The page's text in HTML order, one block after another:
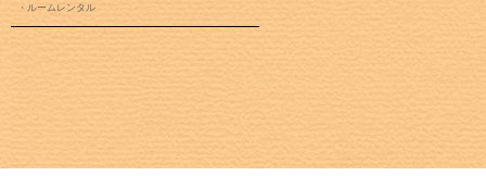
・ルームレンタル